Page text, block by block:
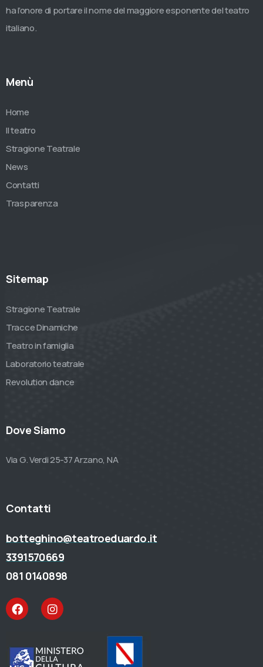
ha l’onore di portare il nome del maggiore esponente del teatro
italiano.
Menù
Home
Il teatro
Stragione Teatrale
News
Contatti
Trasparenza
Sitemap
Stragione Teatrale
Tracce Dinamiche
Teatro in famiglia
Laboratorio teatrale
Revolution dance
Dove Siamo
Via G. Verdi 25-37 Arzano, NA
Contatti
botteghino@teatroeduardo.it
3391570669
081 0140898